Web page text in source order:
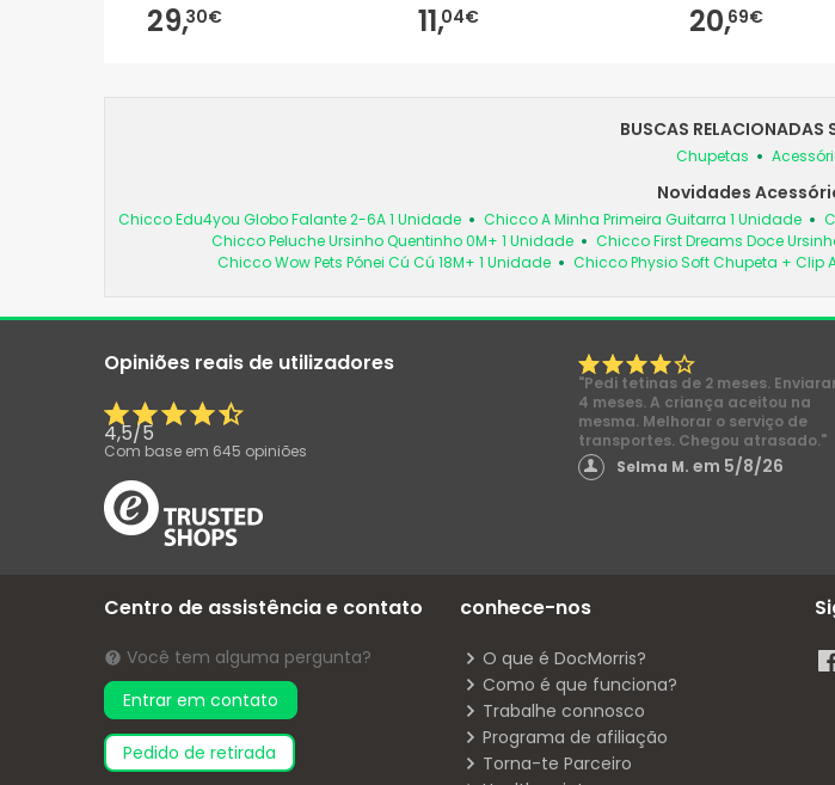
29,30€ 11,04€ 20,69€
BUSCAS
Chupetas
Novidades
Chicco Edu4you Globo Falante 2-6A 1 Unidade Chicco A Minha Primeira Guitarra 1 Unidade
Chicco Peluche Ursinho Quentinho 0M+ 1 Unidade
Chicco First Dreams Doce
Chicco Wow Pets Pónei Cú Cú 18M+ 1 Unidade
Chicco Physio Soft Chupeta + Clip
Opiniões reais de utilizadores
4,5/5
Com base em 645 opiniões
"Pedi tetinas de 2 meses.
4 meses. A criança aceitou na
mesma. Melhorar o serviço de
transportes. Chegou atrasado."
Selma M. em 5/8/26
Centro de assistência e contato
Você tem alguma pergunta?
Entrar em contato
pedido de retirada
conhece-nos
O que é DocMorris?
Como é que funciona?
Trabalhe connosco
Programa de afiliação
Torna-te Parceiro